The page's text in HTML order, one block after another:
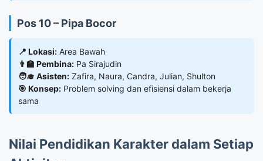
Pos 10 – Pipa Bocor
📍 Lokasi: Area Bawah
👨‍🏫 Pembina: Pa Sirajudin
🧑‍🎓 Asisten: Zafira, Naura, Candra, Julian, Shulton
🎯 Konsep: Problem solving dan efisiensi dalam bekerja
sama
Nilai Pendidikan Karakter dalam Setiap